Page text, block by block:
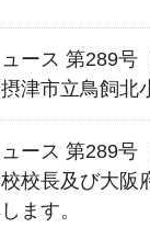
ース 第289号
津市立鳥飼北
ース 第289号
校長及び大阪
ます。